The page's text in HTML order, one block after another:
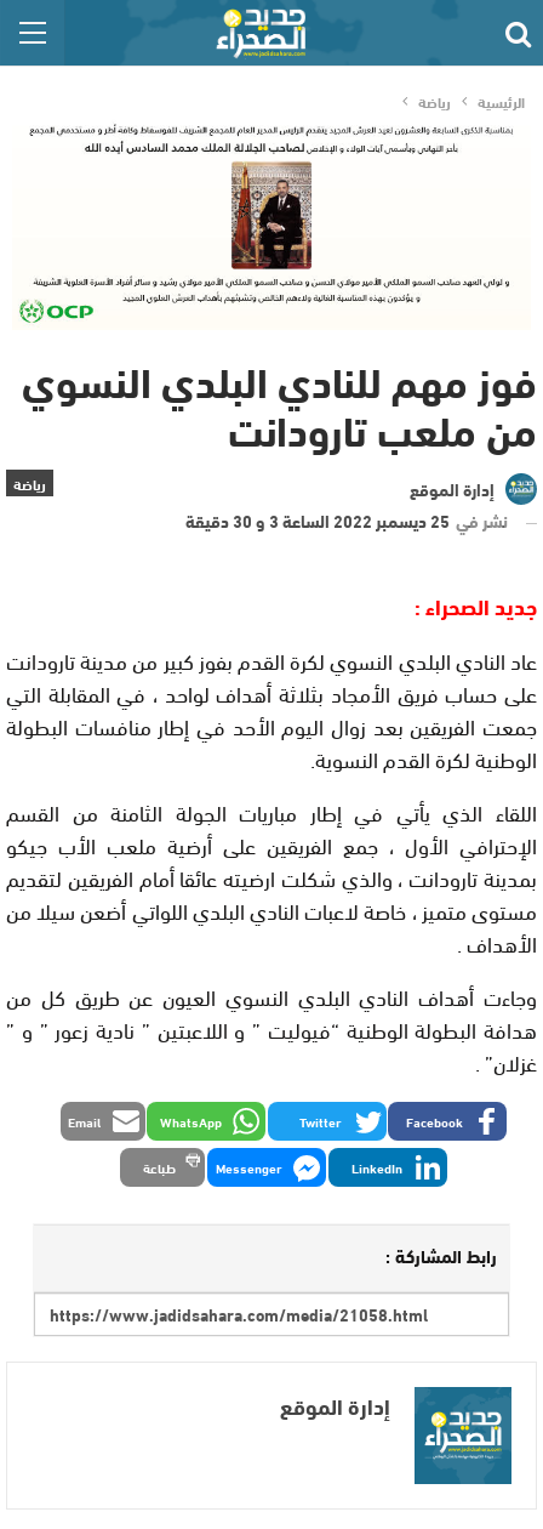
الرئيسية رياضة
فوز مهم للنادي البلدي النسوي
من ملعب تارودانت
رياضة
إدارة الموقع
نشر في 25 ديسمبر 2022 الساعة 3 و 30 دقيقة
جديد الصحراء :
عاد النادي البلدي النسوي لكرة القدم بفوز كبير من مدينة تارودانت
على حساب فريق الأمجاد بثلاثة أهداف لواحد ، في المقابلة التي
جمعت الفريقين بعد زوال اليوم الأحد في إطار منافسات البطولة
الوطنية لكرة القدم النسوية.
اللقاء الذي يأتي في إطار مباريات الجولة الثامنة من القسم
الإحترافي الأول ، جمع الفريقين على أرضية ملعب الأب جيكو
بمدينة تارودانت ، والذي شكلت ارضيته عائقا أمام الفريقين لتقديم
مستوى متميز ، خاصة لاعبات النادي البلدي اللواتي أضعن سيلا من
الأهداف .
وجاءت أهداف النادي البلدي النسوي العيون عن طريق كل من
هدافة البطولة الوطنية “فيوليت ” و اللاعبتين ” نادية زعور ” و ”
غزلان” .
Facebook
Twitter
WhatsApp
Email
LinkedIn
Messenger طباعة
رابط المشاركة :
إدارة الموقع